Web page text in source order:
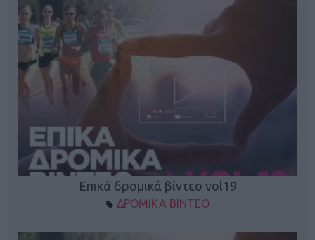
Επικά δρομικά βίντεο vol19
ΔΡΟΜΙΚΑ ΒΙΝΤΕΟ